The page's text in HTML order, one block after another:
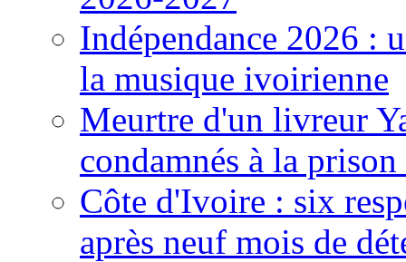
Indépendance 2026 :
la musique ivoirienne
Meurtre d'un livreur
condamnés à la
Côte d'Ivoire : six
après neuf mois de